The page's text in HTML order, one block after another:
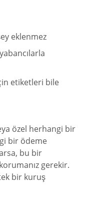
eklenmez
etiketleri bile
özel herhangi bir
bir ödeme
bu bir
gerekir.
bir kuruş